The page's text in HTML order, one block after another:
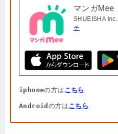
マンガMee
SHUEISHA Inc.
チ
iphoneの方は こちら
Android の方はこちら